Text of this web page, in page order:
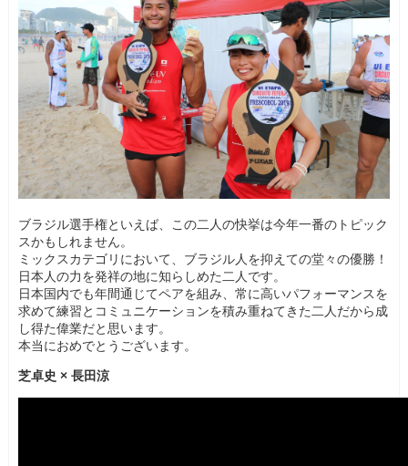
ブラジル選手権といえば、この二人の快挙は今年一番のトピック
スかもしれません。
ミックスカテゴリにおいて、ブラジル人を抑えての堂々の優勝！
日本人の力を発祥の地に知らしめた二人です。
日本国内でも年間通じてペアを組み、常に高いパフォーマンスを
求めて練習とコミュニケーションを積み重ねてきた二人だから成
し得た偉業だと思います。
本当におめでとうございます。
芝卓史 × 長田涼